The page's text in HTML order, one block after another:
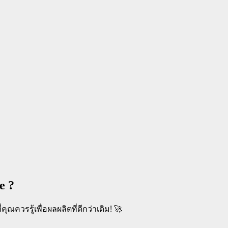
?
ณควรรู้เพื่อผลผลิตที่ดีกว่าเดิม! 🚀